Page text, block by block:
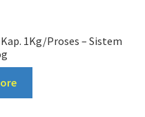
1Kg/Proses – Sistem